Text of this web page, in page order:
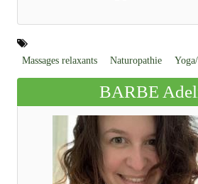
Massages relaxants Naturopathie
BARBE